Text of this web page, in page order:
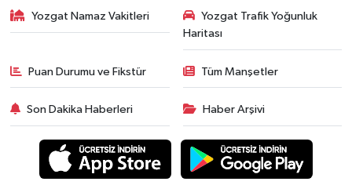
Yozgat Namaz Vakitleri
Yozgat Trafik Yoğunluk
Haritası
Puan Durumu ve Fikstür Tüm Manşetler
Son Dakika Haberleri Haber Arşivi